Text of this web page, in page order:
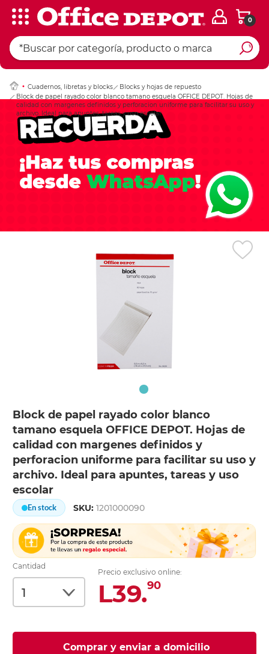
0
Cuadernos, libretas y blocks
Blocks y hojas de repuesto
Block de papel rayado color blanco tamano esquela OFFICE DEPOT. Hojas de
calidad con margenes definidos y perforacion uniforme para facilitar su uso y
archivo. Ideal para apuntes, tareas y uso escolar
Block de papel rayado color blanco
tamano esquela OFFICE DEPOT. Hojas de
calidad con margenes definidos y
perforacion uniforme para facilitar su uso y
archivo. Ideal para apuntes, tareas y uso
escolar
En stock SKU:1201000090
Cantidad
Precio exclusivo online:
L39.90
Comprar y enviar a domicilio
Ingresar Codigo